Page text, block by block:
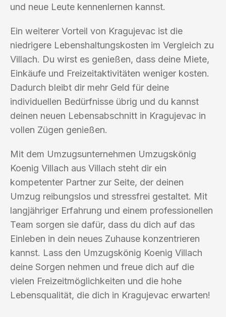
und neue Leute kennenlernen kannst.
Ein weiterer Vorteil von Kragujevac ist die
niedrigere Lebenshaltungskosten im Vergleich zu
Villach. Du wirst es genießen, dass deine Miete,
Einkäufe und Freizeitaktivitäten weniger kosten.
Dadurch bleibt dir mehr Geld für deine
individuellen Bedürfnisse übrig und du kannst
deinen neuen Lebensabschnitt in Kragujevac in
vollen Zügen genießen.
Mit dem Umzugsunternehmen Umzugskönig
Koenig Villach aus Villach steht dir ein
kompetenter Partner zur Seite, der deinen
Umzug reibungslos und stressfrei gestaltet. Mit
langjähriger Erfahrung und einem professionellen
Team sorgen sie dafür, dass du dich auf das
Einleben in dein neues Zuhause konzentrieren
kannst. Lass den Umzugskönig Koenig Villach
deine Sorgen nehmen und freue dich auf die
vielen Freizeitmöglichkeiten und die hohe
Lebensqualität, die dich in Kragujevac erwarten!